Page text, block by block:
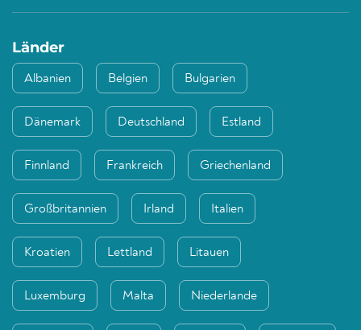
Länder
Albanien Belgien Bulgarien
Dänemark Deutschland Estland
Finnland Frankreich Griechenland
Großbritannien Irland Italien
Kroatien Lettland Litauen
Luxemburg Malta Niederlande